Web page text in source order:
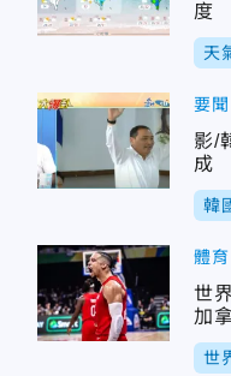
度
天
要聞
影/
成
點
韓
體育
世
加
成
世